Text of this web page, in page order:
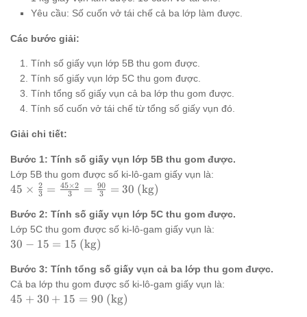
Yêu cầu: Số cuốn vở tái chế cả ba lớp làm được.
Các bước giải:
Tính số giấy vụn lớp 5B thu gom được.
Tính số giấy vụn lớp 5C thu gom được.
Tính tổng số giấy vụn cả ba lớp thu gom được.
Tính số cuốn vở tái chế từ tổng số giấy vụn đó.
Giải chi tiết:
Bước 1: Tính số giấy vụn lớp 5B thu gom được.
Lớp 5B thu gom được số ki-lô-gam giấy vụn là:
45 \times
{3} =
\frac{45
\times 2}
\frac{90}
{3} = 30
\text{
45 × 3
2 = 3
45×2 = 3
90 = 30 (kg)
Bước 2: Tính số giấy vụn lớp 5C thu gom được.
Lớp 5C thu gom được số ki-lô-gam giấy vụn là:
30 -
15
\text{
(kg)}
30 − 15 = 15 (kg)
Bước 3: Tính tổng số giấy vụn cả ba lớp thu gom được.
Cả ba lớp thu gom được số ki-lô-gam giấy vụn là:
45 +
45 + 30 + 15 = 90 (kg)